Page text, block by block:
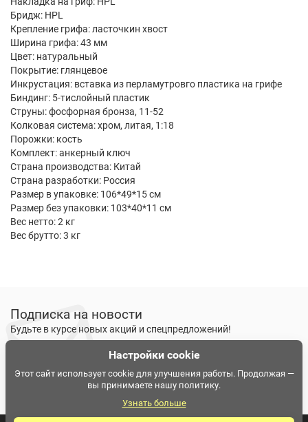
Бридж: HPL
Крепление грифа: ласточкин хвост
Ширина грифа: 43 мм
Цвет: натуральный
Покрытие: глянцевое
Инкрустация: вставка из перламутровго пластика на грифе
Биндинг: 5-тислойный пластик
Струны: фосфорная бронза, 11-52
Колковая система: хром, литая, 1:18
Порожки: кость
Комплект: анкерный ключ
Страна производства: Китай
Страна разработки: Россия
Размер в упаковке: 106*49*15 см
Размер без упаковки: 103*40*11 см
Вес нетто: 2 кг
Вес брутто: 3 кг
Подписка на новости
Будьте в курсе новых акций и спецпредложений!
Подписаться
Ознакомлен и согласен с условиями политики
конфиденциальности
Настройки cookie
Этот сайт использует cookie для улучшения работы. Продолжая —
вы принимаете нашу политику.
Узнать больше